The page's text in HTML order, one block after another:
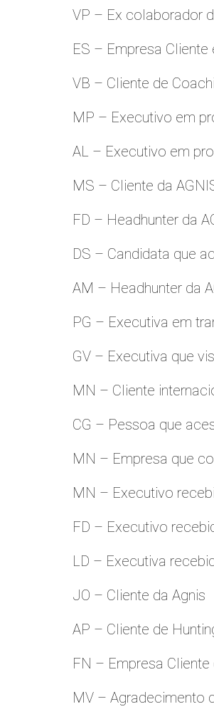
VP – Ex colaborador
ES – Empresa
VB – Cliente de
MP – Executivo em
AL – Executivo em
MS – Cliente da
FD – Headhunter da
DS – Candidata que
AM – Headhunter da
PG – Executiva em
GV – Executiva que
MN – Cliente
CG – Pessoa que
MN – Empresa que
MN – Executivo
FD – Executivo
LD – Executiva
JO – Cliente da Agnis
AP – Cliente de
FN – Empresa
MV – Agradecimento